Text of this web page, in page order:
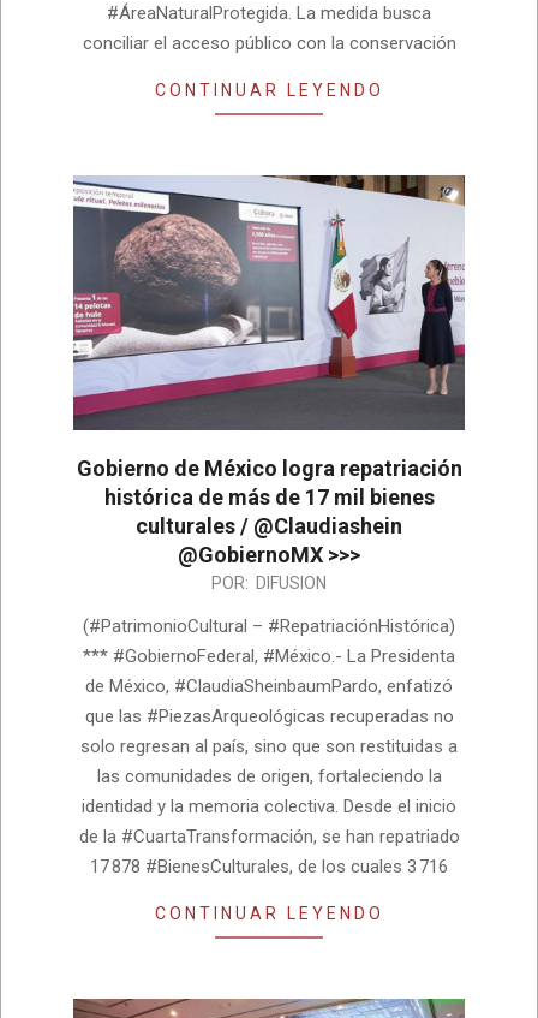
#ÁreaNaturalProtegida. La medida busca
conciliar el acceso público con la conservación
CONTINUAR LEYENDO
Gobierno de México logra repatriación
histórica de más de 17 mil bienes
culturales / @Claudiashein
@GobiernoMX >>>
07-
10
POR: DIFUSION
(#PatrimonioCultural – #RepatriaciónHistórica)
*** #GobiernoFederal, #México.- La Presidenta
de México, #ClaudiaSheinbaumPardo, enfatizó
que las #PiezasArqueológicas recuperadas no
solo regresan al país, sino que son restituidas a
las comunidades de origen, fortaleciendo la
identidad y la memoria colectiva. Desde el inicio
de la #CuartaTransformación, se han repatriado
17 878 #BienesCulturales, de los cuales 3 716
CONTINUAR LEYENDO